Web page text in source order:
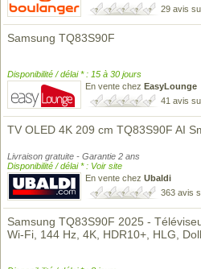
29 avis
Samsung TQ83S90F
Disponibilité / délai * : 15 à 30 jours
En vente chez EasyLounge
41 avis
TV OLED 4K 209 cm TQ83S90F AI
Livraison gratuite - Garantie 2 ans
Disponibilité / délai * : Voir site
En vente chez Ubaldi
363 avis
Samsung TQ83S90F 2025 -
Wi-Fi, 144 Hz, 4K, HDR10+, HLG,